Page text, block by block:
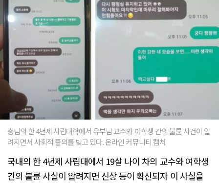
충남의 한 4년제 사립대학에서 유부남 교수와 여학생 간의 불륜 사건이 알
려지면서 사회적 물의를 빚고 있다. 온라인 커뮤니티 캡처
국내의 한 4년제 사립대에서 19살 나이 차의 교수와 여학생
간의 불륜 사실이 알려지면 신상 등이 확산되자 이 사실을